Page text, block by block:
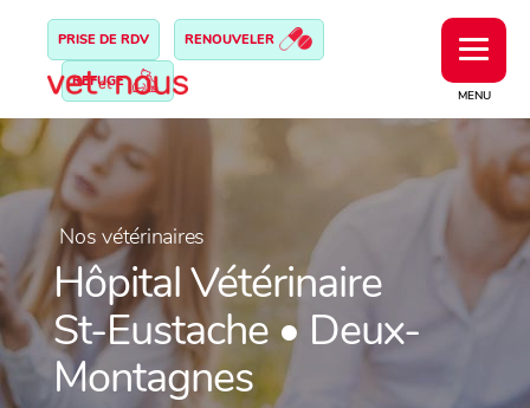
MENU
PRISE DE RDV RENOUVELER
REFUGE
Nos vétérinaires
Hôpital Vétérinaire
St-Eustache • Deux-
Montagnes